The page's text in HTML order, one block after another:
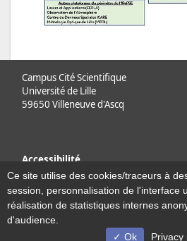
Campus Cité Scientifique
Université de Lille
59650 Villeneuve d'Ascq
Accessibilité
Plan du site
Mentions légales
Plan et contact
Ce site utilise des cookies/traceurs à
session, personnalisation de l'interface
réalisation de statistiques internes
d'audience.
Ok
Privacy